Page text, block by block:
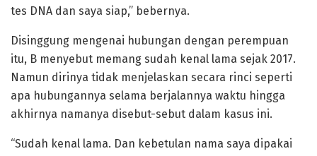
tes DNA dan saya siap,” bebernya.
Disinggung mengenai hubungan dengan perempuan
itu, B menyebut memang sudah kenal lama sejak 2017.
Namun dirinya tidak menjelaskan secara rinci seperti
apa hubungannya selama berjalannya waktu hingga
akhirnya namanya disebut-sebut dalam kasus ini.
“Sudah kenal lama. Dan kebetulan nama saya dipakai